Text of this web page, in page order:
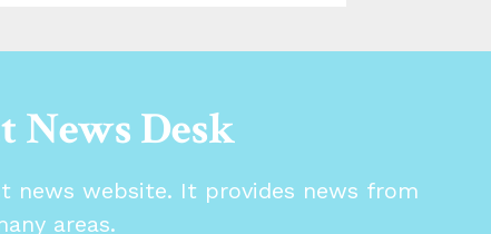
News Desk
news website. It provides news from
areas.